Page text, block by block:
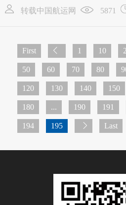
转载中国航运网
5871
First 1 10
50 60 70 80
120 130 140 150
180 ... 190 191
194 195 Last